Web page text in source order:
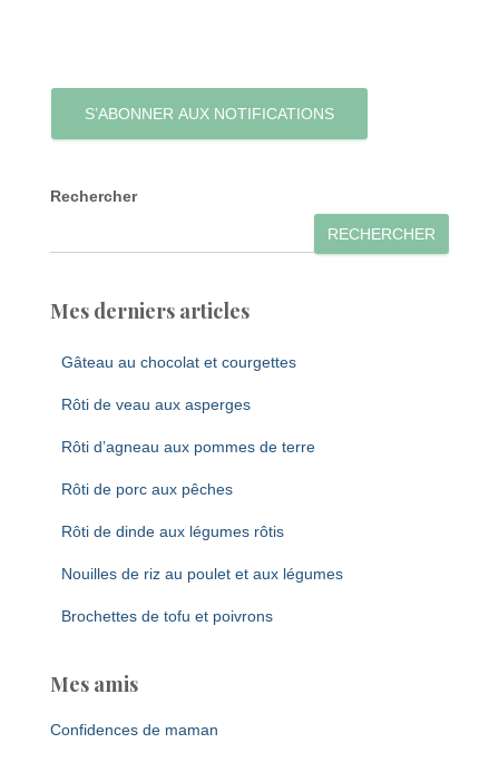
S’ABONNER AUX NOTIFICATIONS
Rechercher
RECHERCHER
Mes derniers articles
Gâteau au chocolat et courgettes
Rôti de veau aux asperges
Rôti d’agneau aux pommes de terre
Rôti de porc aux pêches
Rôti de dinde aux légumes rôtis
Nouilles de riz au poulet et aux légumes
Brochettes de tofu et poivrons
Mes amis
Confidences de maman